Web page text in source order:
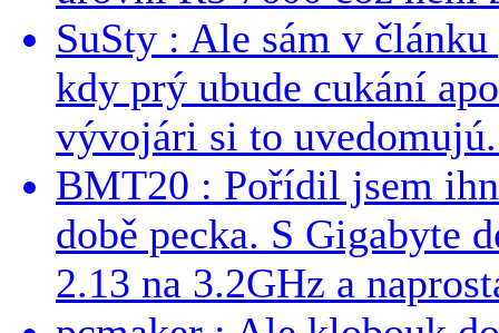
SuSty : Ale sám v
kdy prý ubude cukání
vývojári si to
BMT20 : Pořídil jsem
době pecka. S Gigabyte
2.13 na 3.2GHz a